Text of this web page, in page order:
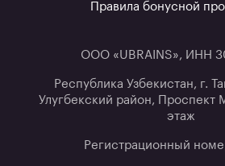
Правила бонусной
ООО «UBRAINS», ИНН
Республика Узбекистан, г.
Улугбекский район, Проспект
этаж
Регистрационный